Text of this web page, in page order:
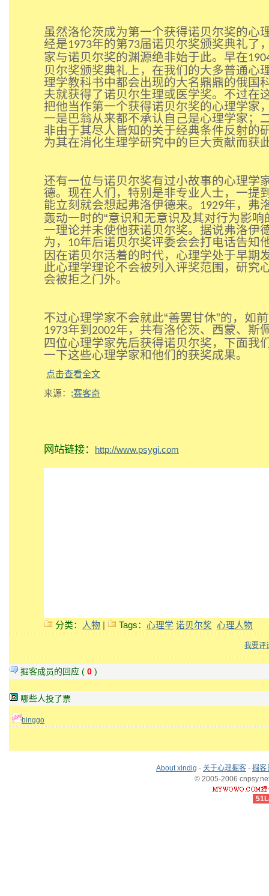
虽然洛伦茨成为第一个获得诺贝尔奖的心
经是1973年的第73届诺贝尔奖颁奖典礼了
家与诺贝尔奖的渊源绝非始于此。早在
贝尔奖颁奖典礼上，在我们的大多普通心
理学教科书中都会出现的大名鼎鼎的俄国
夫就获得了诺贝尔生理或医学奖。不过在
把他当作第一个获得诺贝尔奖的心理学家
一是巴翁从来都不承认自己是心理学家；
非由于其尽人皆知的关于经典条件反射的
为其在消化生理学研究中的巨大贡献而获
还有一位与诺贝尔奖有过小故事的心理学
德。现在人们，特别是非专业人士，一提
能立刻就会想起弗洛伊德来。
1929年，弗
轰动一时的“意识和无意识及其对行为影响
一理论并未使他获诺贝尔奖。据说弗洛伊
为，
10年后诺贝尔奖评委会会打电话告知
因在诺贝尔活着的时代，心理学处于早期
此心理学理论不会被列入评奖范围，研究
会被拒之门外。
不过心理学家不会就此“善罢甘休”的，如
1973年到 2002年，共有洛伦茨、西蒙、斯
四位心理学家先后获得诺贝尔奖，下面我
一下这些心理学家和他们的获奖成果。
点击查看全文
来源：;赛客奇
网站链接： http://www.psygi.com
分类： 人物 Tags： 心理学 诺贝尔奖 心理人物
我要评
掘客成员的回应 ( 0 )
哪些人投了票
binggo
About xindig · 关于心理掘客 · 掘客
© 2005-2006